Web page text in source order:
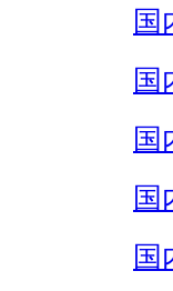
国
国
国
国
国